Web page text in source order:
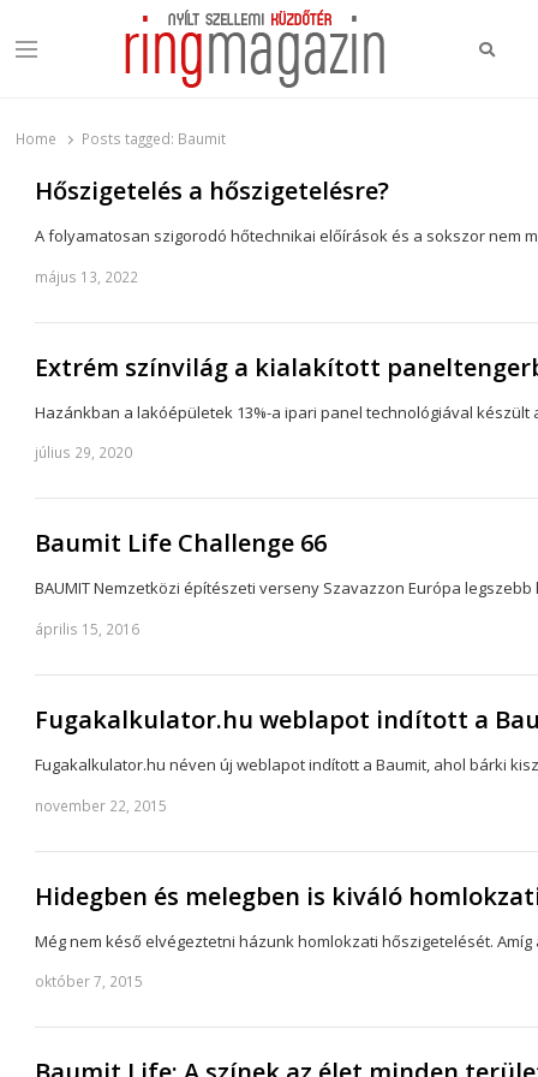
Menu
Home Posts tagged: Baumit
Hőszigetelés a hőszigetelésre?
A folyamatosan szigorodó hőtechnikai előírások és a sokszor nem
május 13, 2022
Extrém színvilág a kialakított
Hazánkban a lakóépületek 13%-a ipari panel technológiával
július 29, 2020
Baumit Life Challenge 66
BAUMIT Nemzetközi építészeti verseny Szavazzon Európa
április 15, 2016
Fugakalkulator.hu weblapot indított a
Fugakalkulator.hu néven új weblapot indított a Baumit, ahol bárki
november 22, 2015
Hidegben és melegben is kiváló
Még nem késő elvégeztetni házunk homlokzati hőszigetelését.
október 7, 2015